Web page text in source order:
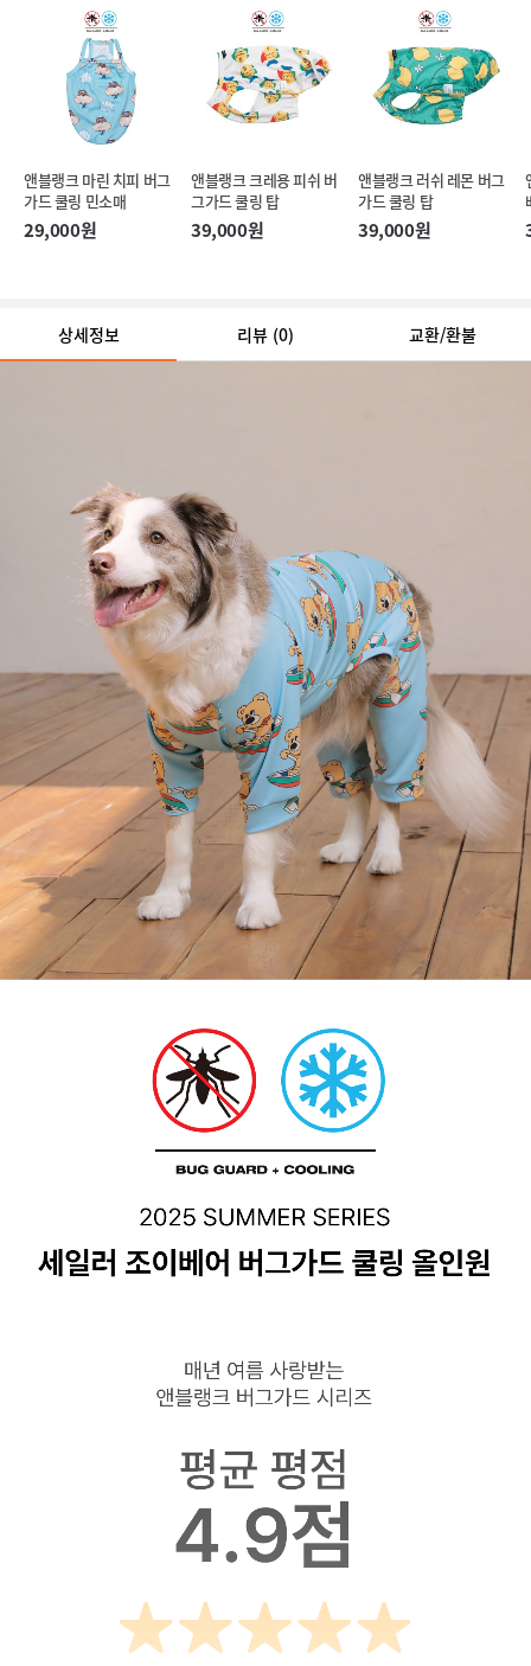
앤블랭크 마린 치피 버그
가드 쿨링 민소매
29,000원
앤블랭크 크레용 피쉬 버
그가드 쿨링 탑
39,000원
앤블랭크 러쉬 레몬 버그
가드 쿨링 탑
39,000원
상세정보 리뷰 (0) 교환/환불